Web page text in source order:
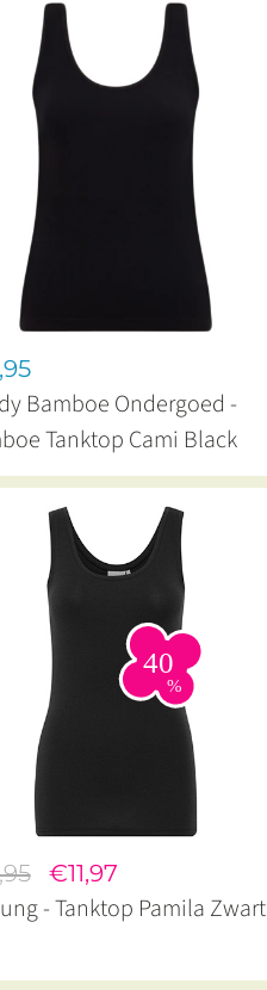
Bamboe Ondergoed -
Tanktop Cami Black
€11,97
- Tanktop Pamila Zwart